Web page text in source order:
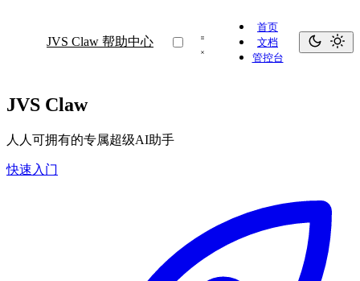
JVS Claw 帮助中心
首页
文档
管控台
JVS Claw
人人可拥有的专属超级AI助手
快速入门